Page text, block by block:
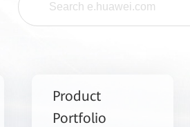
Product
Portfolio